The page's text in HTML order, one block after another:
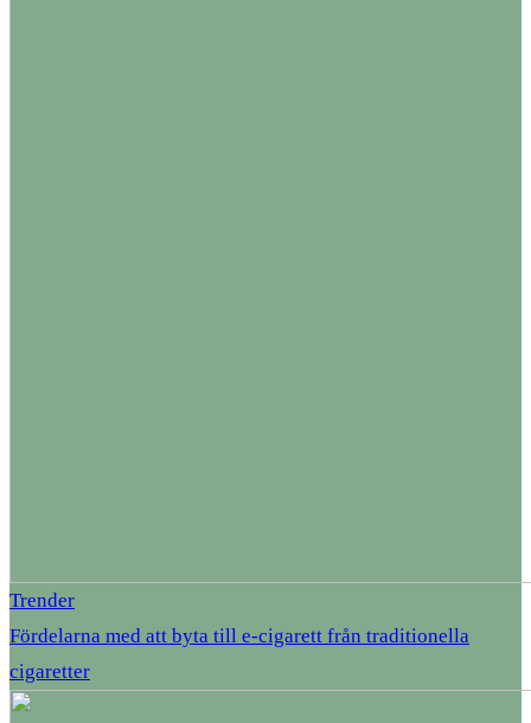
Trender
Fördelarna med att byta till e-cigarett från traditionella
cigaretter